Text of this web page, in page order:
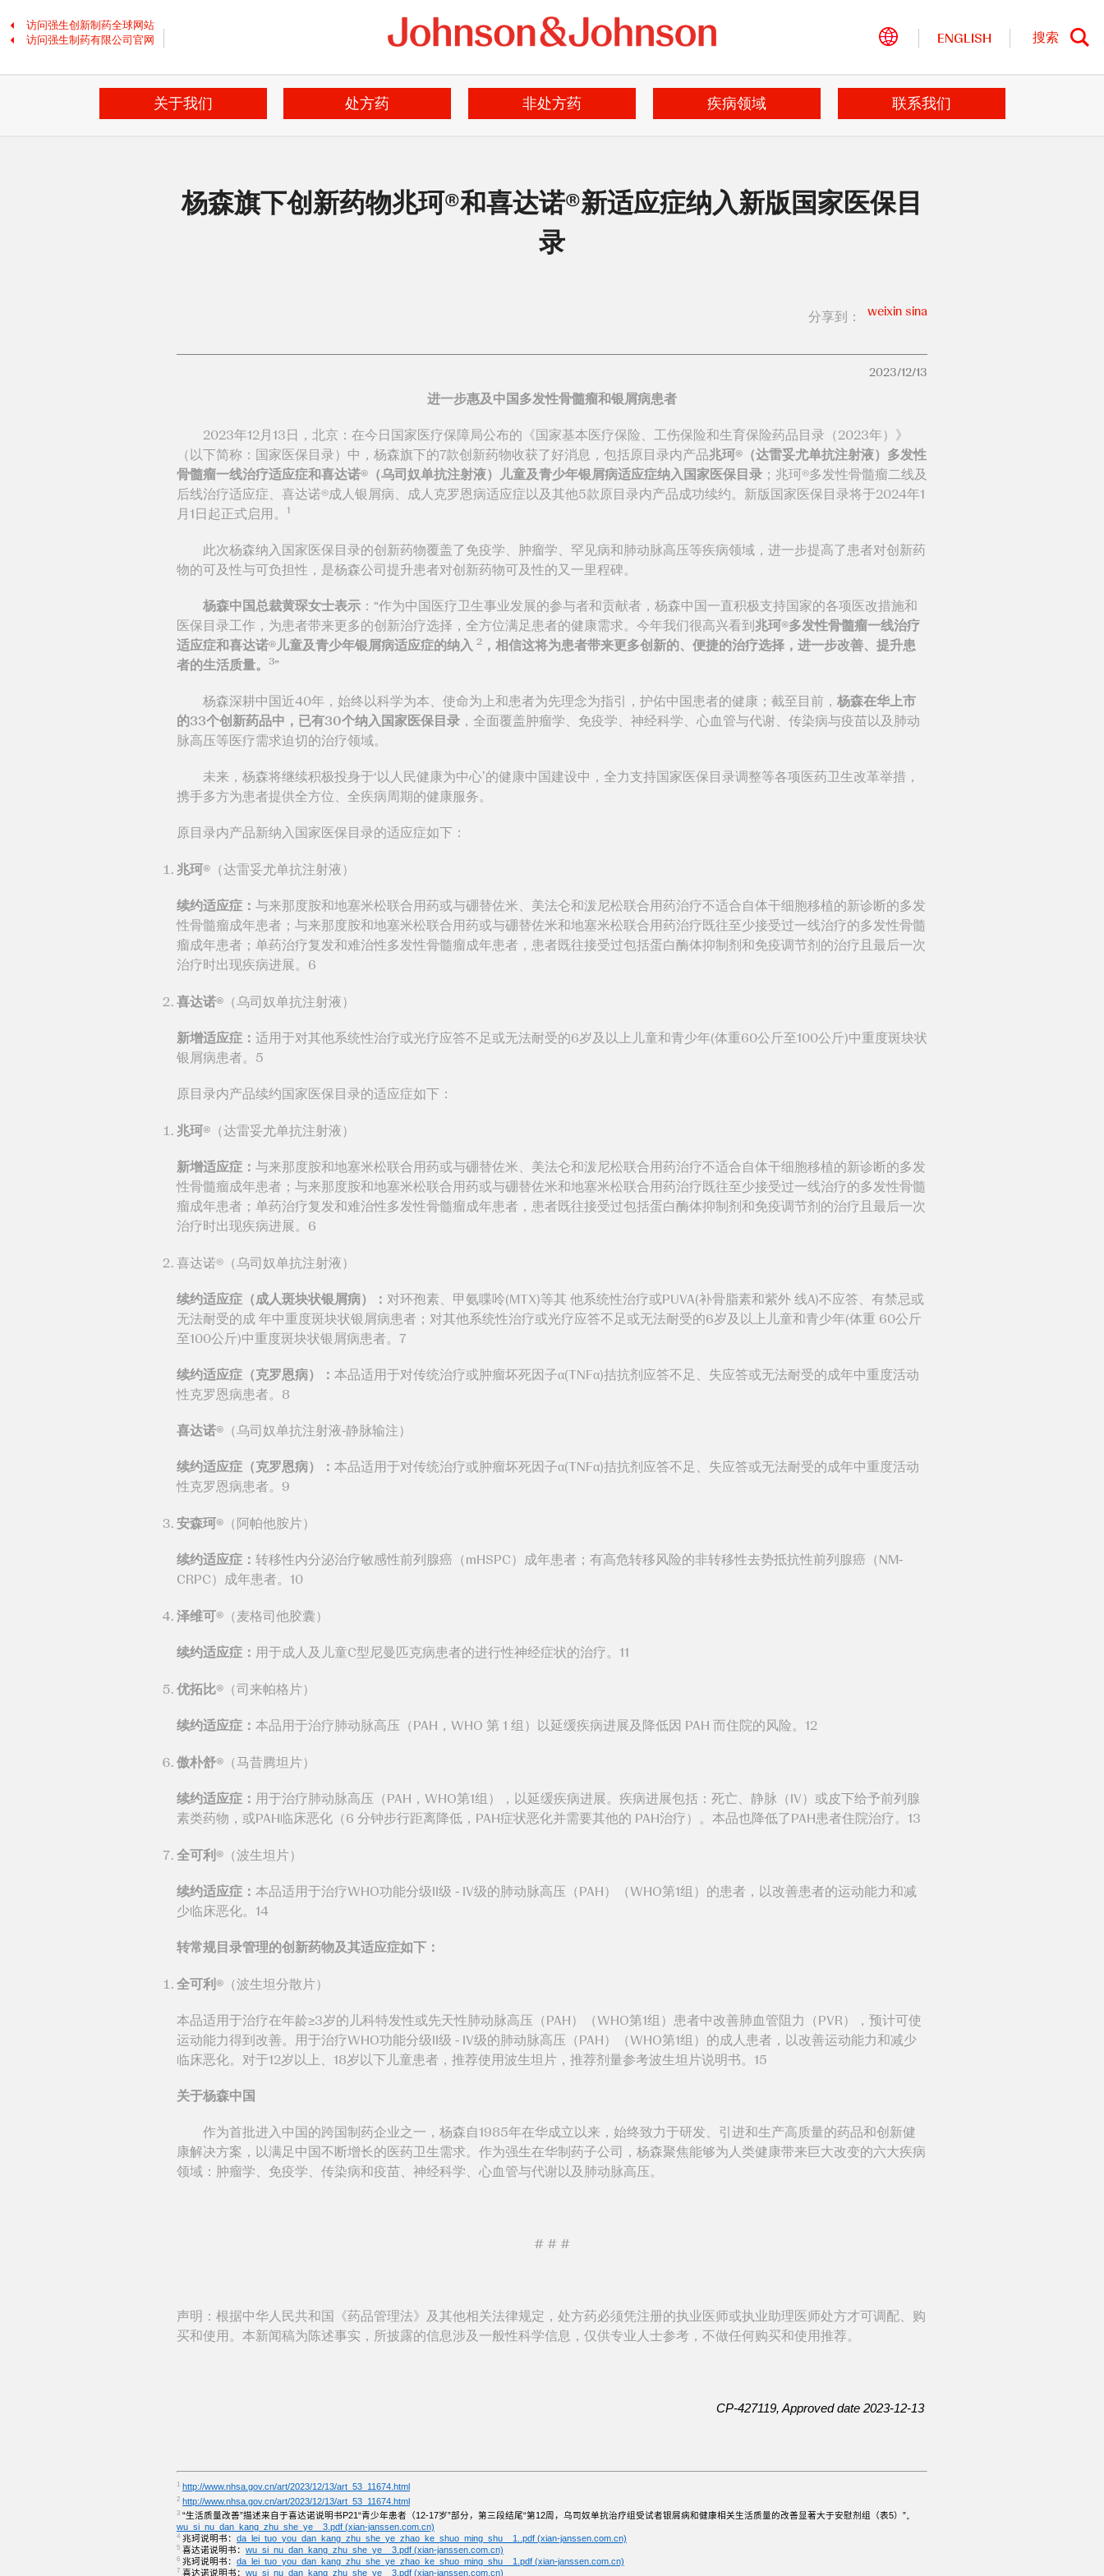
转
到
主
内
访问强生创新制药全球网站
访问强生制药有限公司官网
ENGLISH 搜索
索
关于我们 处方药 非处方药 疾病领域 联系我们
杨森旗下创新药物兆珂®和喜达诺®新适应症纳入新版国家医保目
录
分享到： weixinsina
2023/12/13
进一步惠及中国多发性骨髓瘤和银屑病患者
2023年12月13日，北京：在今日国家医疗保障局公布的《国家基本医疗保险、工伤保险和生育保险药品目录（2023年）》
（以下简称：国家医保目录）中，杨森旗下的7款创新药物收获了好消息，包括原目录内产品兆珂®（达雷妥尤单抗注射液）多发性
骨髓瘤一线治疗适应症和喜达诺®（乌司奴单抗注射液）儿童及青少年银屑病适应症纳入国家医保目录 ；兆珂®多发性骨髓瘤二线及
后线治疗适应症、喜达诺®成人银屑病、成人克罗恩病适应症以及其他5款原目录内产品成功续约。新版国家医保目录将于2024年1
月1日起正式启用。
1
此次杨森纳入国家医保目录的创新药物覆盖了免疫学、肿瘤学、罕见病和肺动脉高压等疾病领域，进一步提高了患者对创新药
物的可及性与可负担性，是杨森公司提升患者对创新药物可及性的又一里程碑。
杨森中国总裁黄琛女士表示 ：“作为中国医疗卫生事业发展的参与者和贡献者，杨森中国一直积极支持国家的各项医改措施和
医保目录工作，为患者带来更多的创新治疗选择，全方位满足患者的健康需求。今年我们很高兴看到兆珂®多发性骨髓瘤一线治疗
适应症和喜达诺®儿童及青少年银屑病适应症的纳入 2 ，相信这将为患者带来更多创新的、便捷的治疗选择，进一步改善、提升患
者的生活质量。
3”
杨森深耕中国近40年，始终以科学为本、使命为上和患者为先理念为指引，护佑中国患者的健康；截至目前， 杨森在华上市
的33个创新药品中，已有30个纳入国家医保目录 ，全面覆盖肿瘤学、免疫学、神经科学、心血管与代谢、传染病与疫苗以及肺动
脉高压等医疗需求迫切的治疗领域。
未来，杨森将继续积极投身于‘以人民健康为中心’的健康中国建设中，全力支持国家医保目录调整等各项医药卫生改革举措，
携手多方为患者提供全方位、全疾病周期的健康服务。
原目录内产品新纳入国家医保目录的适应症如下：
兆珂® （达雷妥尤单抗注射液）
续约适应症： 与来那度胺和地塞米松联合用药或与硼替佐米、美法仑和泼尼松联合用药治疗不适合自体干细胞移植的新诊断的多发
性骨髓瘤成年患者；与来那度胺和地塞米松联合用药或与硼替佐米和地塞米松联合用药治疗既往至少接受过一线治疗的多发性骨髓
瘤成年患者；单药治疗复发和难治性多发性骨髓瘤成年患者，患者既往接受过包括蛋白酶体抑制剂和免疫调节剂的治疗且最后一次
治疗时出现疾病进展。6
喜达诺® （乌司奴单抗注射液）
新增适应症： 适用于对其他系统性治疗或光疗应答不足或无法耐受的6岁及以上儿童和青少年(体重60公斤至100公斤)中重度斑块状
银屑病患者。5
原目录内产品续约国家医保目录的适应症如下：
兆珂® （达雷妥尤单抗注射液）
新增适应症： 与来那度胺和地塞米松联合用药或与硼替佐米、美法仑和泼尼松联合用药治疗不适合自体干细胞移植的新诊断的多发
性骨髓瘤成年患者；与来那度胺和地塞米松联合用药或与硼替佐米和地塞米松联合用药治疗既往至少接受过一线治疗的多发性骨髓
瘤成年患者；单药治疗复发和难治性多发性骨髓瘤成年患者，患者既往接受过包括蛋白酶体抑制剂和免疫调节剂的治疗且最后一次
治疗时出现疾病进展。6
喜达诺®（乌司奴单抗注射液）
续约适应症（成人斑块状银屑病）： 对环孢素、甲氨喋呤(MTX)等其 他系统性治疗或PUVA(补骨脂素和紫外 线A)不应答、有禁忌或
无法耐受的成 年中重度斑块状银屑病患者；对其他系统性治疗或光疗应答不足或无法耐受的6岁及以上儿童和青少年(体重 60公斤
至100公斤)中重度斑块状银屑病患者。7
续约适应症（克罗恩病）： 本品适用于对传统治疗或肿瘤坏死因子α(TNFα)拮抗剂应答不足、失应答或无法耐受的成年中重度活动
性克罗恩病患者。8
喜达诺® （乌司奴单抗注射液-静脉输注）
续约适应症（克罗恩病）： 本品适用于对传统治疗或肿瘤坏死因子α(TNFα)拮抗剂应答不足、失应答或无法耐受的成年中重度活动
性克罗恩病患者。9
安森珂® （阿帕他胺片）
续约适应症： 转移性内分泌治疗敏感性前列腺癌（mHSPC）成年患者；有高危转移风险的非转移性去势抵抗性前列腺癌（NM-
CRPC）成年患者。10
泽维可® （麦格司他胶囊）
续约适应症： 用于成人及儿童C型尼曼匹克病患者的进行性神经症状的治疗。11
优拓比® （司来帕格片）
续约适应症： 本品用于治疗肺动脉高压（PAH，WHO 第 1 组）以延缓疾病进展及降低因 PAH 而住院的风险。12
傲朴舒® （马昔腾坦片）
续约适应症： 用于治疗肺动脉高压（PAH，WHO第1组），以延缓疾病进展。疾病进展包括：死亡、静脉（IV）或皮下给予前列腺
素类药物，或PAH临床恶化（6 分钟步行距离降低，PAH症状恶化并需要其他的 PAH治疗）。本品也降低了PAH患者住院治疗。13
全可利® （波生坦片）
续约适应症： 本品适用于治疗WHO功能分级II级 - IV级的肺动脉高压（PAH）（WHO第1组）的患者，以改善患者的运动能力和减
少临床恶化。14
转常规目录管理的创新药物及其适应症如下：
全可利® （波生坦分散片）
本品适用于治疗在年龄≥3岁的儿科特发性或先天性肺动脉高压（PAH）（WHO第1组）患者中改善肺血管阻力（PVR），预计可使
运动能力得到改善。用于治疗WHO功能分级II级 - IV级的肺动脉高压（PAH）（WHO第1组）的成人患者，以改善运动能力和减少
临床恶化。对于12岁以上、18岁以下儿童患者，推荐使用波生坦片，推荐剂量参考波生坦片说明书。15
关于杨森中国
作为首批进入中国的跨国制药企业之一，杨森自1985年在华成立以来，始终致力于研发、引进和生产高质量的药品和创新健
康解决方案，以满足中国不断增长的医药卫生需求。作为强生在华制药子公司，杨森聚焦能够为人类健康带来巨大改变的六大疾病
领域：肿瘤学、免疫学、传染病和疫苗、神经科学、心血管与代谢以及肺动脉高压。
# # #
声明：根据中华人民共和国《药品管理法》及其他相关法律规定，处方药必须凭注册的执业医师或执业助理医师处方才可调配、购
买和使用。本新闻稿为陈述事实，所披露的信息涉及一般性科学信息，仅供专业人士参考，不做任何购买和使用推荐。
CP-427119, Approved date 2023-12-13
1 http://www.nhsa.gov.cn/art/2023/12/13/art_53_11674.html
2 http://www.nhsa.gov.cn/art/2023/12/13/art_53_11674.html
3 “生活质量改善”描述来自于喜达诺说明书P21“青少年患者（12-17岁”部分，第三段结尾“第12周，乌司奴单抗治疗组受试者银屑病和健康相关生活质量的改善显著大于安慰剂组（表5） ”。
wu_si_nu_dan_kang_zhu_she_ye__3.pdf (xian-janssen.com.cn)
4 兆珂说明书： da_lei_tuo_you_dan_kang_zhu_she_ye_zhao_ke_shuo_ming_shu__1..pdf (xian-janssen.com.cn)
5 喜达诺说明书： wu_si_nu_dan_kang_zhu_she_ye__3.pdf (xian-janssen.com.cn)
6 兆珂说明书： da_lei_tuo_you_dan_kang_zhu_she_ye_zhao_ke_shuo_ming_shu__1.pdf (xian-janssen.com.cn)
7 喜达诺说明书： wu_si_nu_dan_kang_zhu_she_ye__3.pdf (xian-janssen.com.cn)